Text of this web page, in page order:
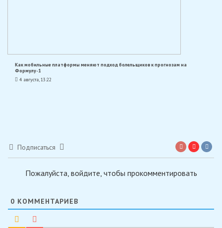
Как мобильные платформы меняют подход болельщиков к прогнозам на
Формулу-1
4 августа, 13:22
Подписаться
Пожалуйста, войдите, чтобы прокомментировать
0 КОММЕНТАРИЕВ